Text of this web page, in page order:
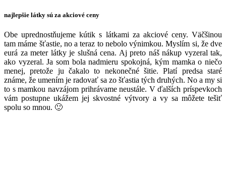
najlepšie látky sú za akciové ceny
Obe uprednostňujeme kútik s látkami za akciové ceny. Väčšinou
tam máme šťastie, no a teraz to nebolo výnimkou. Myslím si, že dve
eurá za meter látky je slušná cena. Aj preto náš nákup vyzeral tak,
ako vyzeral. Ja som bola nadmieru spokojná, kým mamka o niečo
menej, pretože ju čakalo to nekonečné šitie. Platí predsa staré
známe, že umením je radovať sa zo šťastia tých druhých. No a my si
to s mamkou navzájom prihrávame neustále. V ďalších príspevkoch
vám postupne ukážem jej skvostné výtvory a vy sa môžete tešiť
spolu so mnou. 🙂